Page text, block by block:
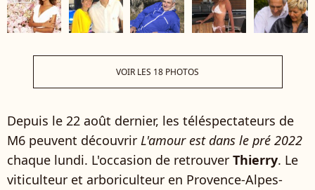
VOIR LES 18 PHOTOS
Depuis le 22 août dernier, les téléspectateurs de
M6 peuvent découvrir L'amour est dans le pré 2022
chaque lundi. L'occasion de retrouver Thierry. Le
viticulteur et arboriculteur en Provence-Alpes-